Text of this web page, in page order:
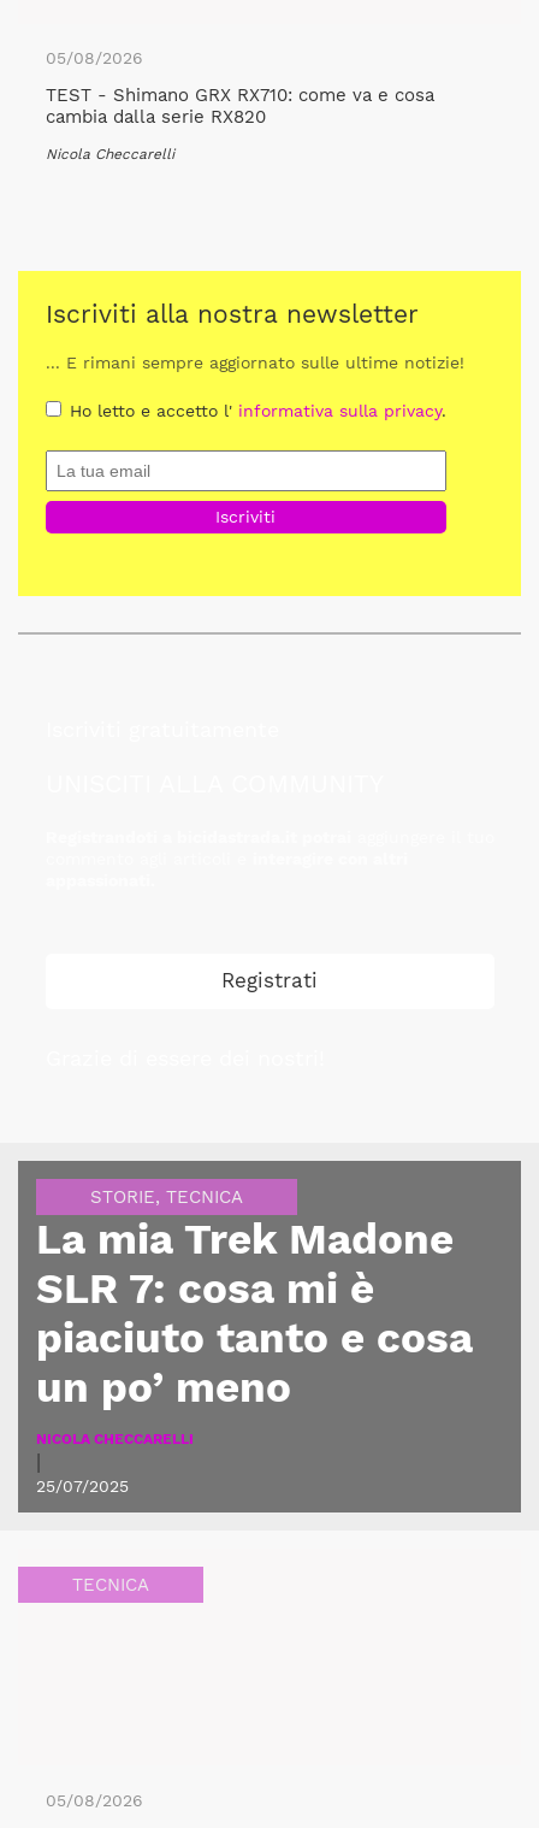
05/08/2026
TEST - Shimano GRX RX710: come va e cosa
cambia dalla serie RX820
Nicola Checcarelli
Iscriviti alla nostra newsletter
... E rimani sempre aggiornato sulle ultime notizie!
Ho letto e accetto l' informativa sulla privacy.
Registrati
STORIE, TECNICA
La mia Trek Madone
SLR 7: cosa mi è
piaciuto tanto e cosa
un po’ meno
NICOLA CHECCARELLI
25/07/2025
TECNICA
05/08/2026